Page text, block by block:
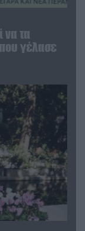
να τα
γέλασε